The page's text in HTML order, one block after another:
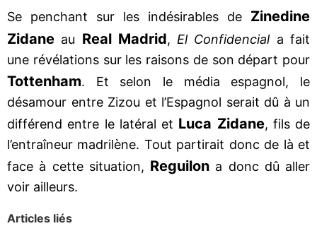
Se penchant sur les indésirables de Zinedine
Zidane au Real Madrid, El Confidenciala fait
une révélations sur les raisons de son départ pour
Tottenham. Et selon le média espagnol, le
désamour entre Zizou et l’Espagnol serait dû à un
différend entre le latéral et Luca Zidane, fils de
l’entraîneur madrilène. Tout partirait donc de là et
face à cette situation, Reguilon a donc dû aller
voir ailleurs.
Articles liés